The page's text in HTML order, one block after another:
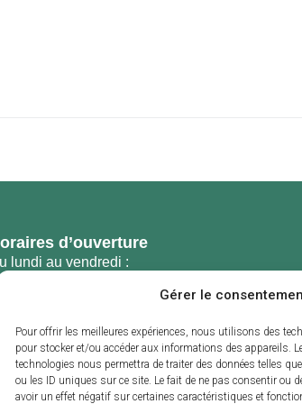
Gérer le
Pour offrir les meilleures expériences, nous utilisons des
pour stocker et/ou accéder aux informations des appareils.
technologies nous permettra de traiter des données telles
ou les ID uniques sur ce site. Le fait de ne pas consentir ou
avoir un effet négatif sur certaines caractéristiques et
d’ouverture
lundi au vendredi :
8h30 à 12h et de 13h30 à